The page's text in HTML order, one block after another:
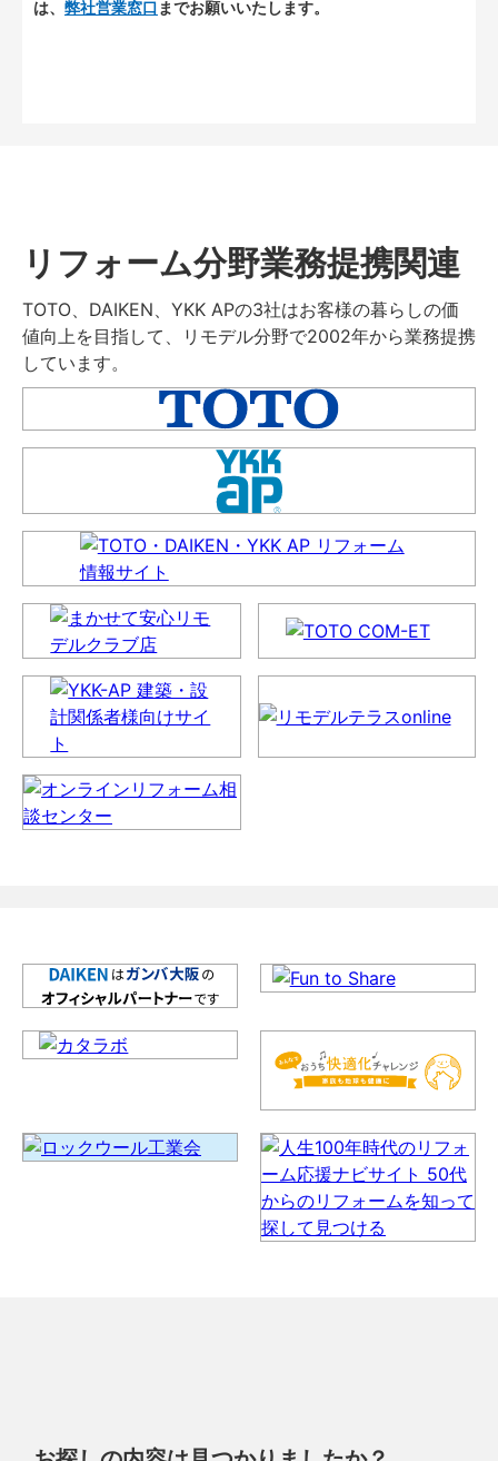
は、 弊社営業窓口 までお願いいたします。
リフォーム分野業務提携関連
TOTO、DAIKEN、YKK APの3社はお客様の暮らしの価
値向上を目指して、リモデル分野で2002年から業務提携
しています。